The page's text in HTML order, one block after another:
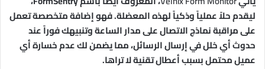
ليقدم حلاً عملياً وذكياً لهذه المعضلة. فهو إضافة متخصصة تعمل
على مراقبة نماذج الاتصال على مدار الساعة وتنبيهك فوراً عند
حدوث أي خلل في إرسال الرسائل، مما يضمن لك عدم خسارة أي
عميل محتمل بسبب أعطال تقنية لا تراها.